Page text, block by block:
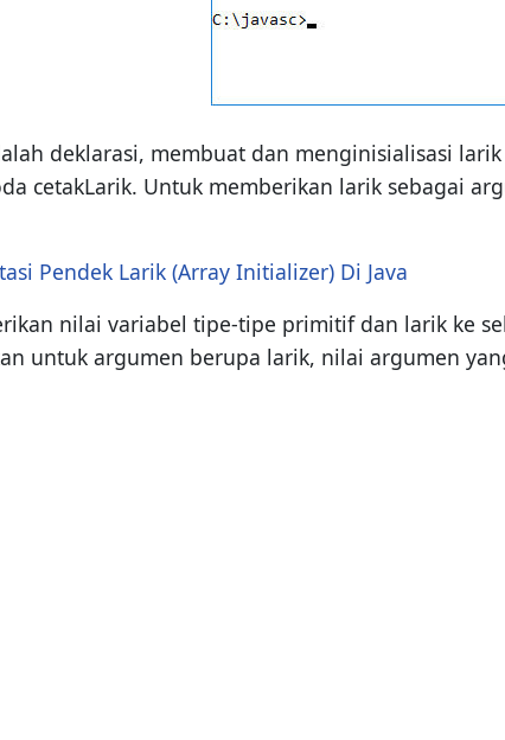
deklarasi, membuat dan menginisialisasi
cetakLarik. Untuk memberikan larik sebagai
Pendek Larik (Array Initializer) Di Java
nilai variabel tipe-tipe primitif dan larik ke
untuk argumen berupa larik, nilai argumen